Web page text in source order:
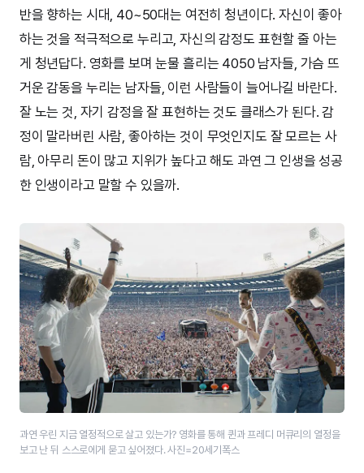
반을 향하는 시대, 40~50대는 여전히 청년이다. 자신이 좋아
하는 것을 적극적으로 누리고, 자신의 감정도 표현할 줄 아는
게 청년답다. 영화를 보며 눈물 흘리는 4050 남자들, 가슴 뜨
거운 감동을 누리는 남자들, 이런 사람들이 늘어나길 바란다.
잘 노는 것, 자기 감정을 잘 표현하는 것도 클래스가 된다. 감
정이 말라버린 사람, 좋아하는 것이 무엇인지도 잘 모르는 사
람, 아무리 돈이 많고 지위가 높다고 해도 과연 그 인생을 성공
한 인생이라고 말할 수 있을까.
과연 우린 지금 열정적으로 살고 있는가? 영화를 통해 퀸과 프레디 머큐리의 열정을
보고 난 뒤 스스로에게 묻고 싶어졌다. 사진=20세기폭스